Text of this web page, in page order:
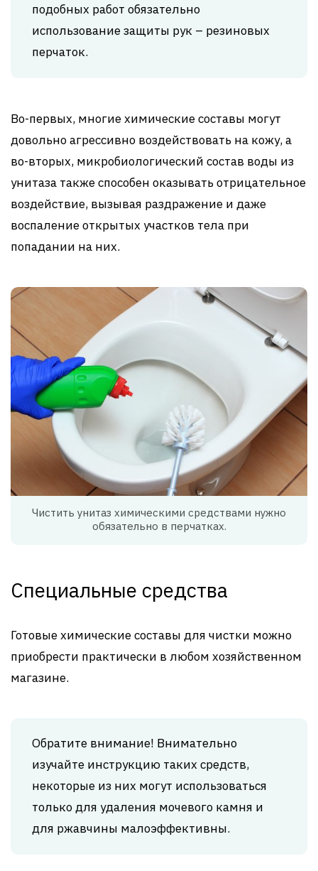
подобных работ обязательно
использование защиты рук – резиновых
перчаток.
Во-первых, многие химические составы могут
довольно агрессивно воздействовать на кожу, а
во-вторых, микробиологический состав воды из
унитаза также способен оказывать отрицательное
воздействие, вызывая раздражение и даже
воспаление открытых участков тела при
попадании на них.
Чистить унитаз химическими средствами нужно
обязательно в перчатках.
Специальные средства
Готовые химические составы для чистки можно
приобрести практически в любом хозяйственном
магазине.
Обратите внимание! Внимательно
изучайте инструкцию таких средств,
некоторые из них могут использоваться
только для удаления мочевого камня и
для ржавчины малоэффективны.